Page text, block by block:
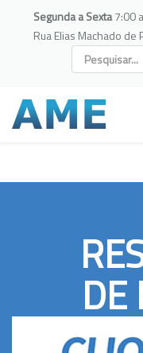
Segunda a Sexta7:00
Rua Elias Machado
DE